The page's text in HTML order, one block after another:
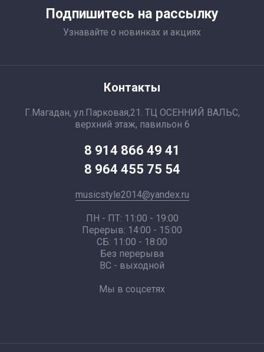
Подпишитесь на рассылку
Узнавайте о новинках и акциях
Контакты
Г.Магадан, ул.Парковая,21. ТЦ ОСЕННИЙ ВАЛЬС,
верхний этаж, павильон 6
8 914 866 49 41
8 964 455 75 54
musicstyle2014@yandex.ru
ПН - ПТ: 11:00 - 19:00
Перерыв: 14:00 - 15:00
СБ: 11:00 - 18:00
Без перерыва
ВС - выходной
Мы в соцсетях